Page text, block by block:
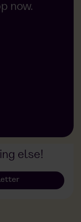
now.
else!